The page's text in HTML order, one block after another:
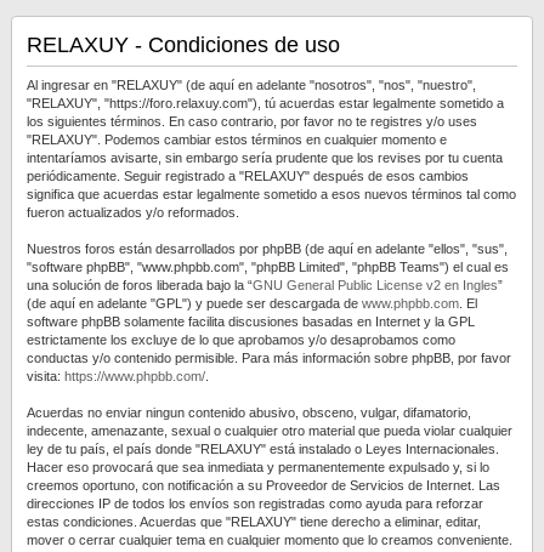
RELAXUY - Condiciones de uso
Al ingresar en "RELAXUY" (de aquí en adelante "nosotros", "nos", "nuestro",
"RELAXUY", "https://foro.relaxuy.com"), tú acuerdas estar legalmente sometido a
los siguientes términos. En caso contrario, por favor no te registres y/o uses
"RELAXUY". Podemos cambiar estos términos en cualquier momento e
intentaríamos avisarte, sin embargo sería prudente que los revises por tu cuenta
periódicamente. Seguir registrado a "RELAXUY" después de esos cambios
significa que acuerdas estar legalmente sometido a esos nuevos términos tal como
fueron actualizados y/o reformados.
Nuestros foros están desarrollados por phpBB (de aquí en adelante "ellos", "sus",
"software phpBB", "www.phpbb.com", "phpBB Limited", "phpBB Teams") el cual es
una solución de foros liberada bajo la “GNU General Public License v2 en Ingles”
(de aquí en adelante "GPL") y puede ser descargada de www.phpbb.com . El
software phpBB solamente facilita discusiones basadas en Internet y la GPL
estrictamente los excluye de lo que aprobamos y/o desaprobamos como
conductas y/o contenido permisible. Para más información sobre phpBB, por favor
visita: https://www.phpbb.com/
Acuerdas no enviar ningun contenido abusivo, obsceno, vulgar, difamatorio,
indecente, amenazante, sexual o cualquier otro material que pueda violar cualquier
ley de tu país, el país donde "RELAXUY" está instalado o Leyes Internacionales.
Hacer eso provocará que sea inmediata y permanentemente expulsado y, si lo
creemos oportuno, con notificación a su Proveedor de Servicios de Internet. Las
direcciones IP de todos los envíos son registradas como ayuda para reforzar
estas condiciones. Acuerdas que "RELAXUY" tiene derecho a eliminar, editar,
mover o cerrar cualquier tema en cualquier momento que lo creamos conveniente.